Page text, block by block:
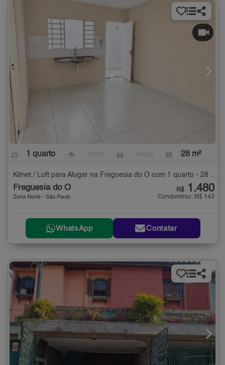
1 quarto 28 m²
Kitnet / Loft para Alugar na Freguesia do Ó com 1 quarto - 28 m²
Freguesia do Ó
Zona Norte - São Paulo
R$ 1.480
Condomínio: R$ 143
WhatsApp Contatar